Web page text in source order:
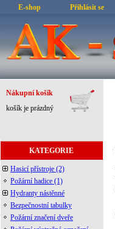
Hasicí přístroje (2)
Požární hadice (1)
Hydranty nástěnné
Bezpečnostní tabulky
Požární značení dveře
Nákupní košík
košík je prázdný
KATEGORIE
E-shop Přihlásit se